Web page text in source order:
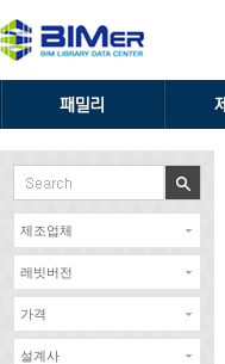
제조업체
레빗버전
가격
설계사